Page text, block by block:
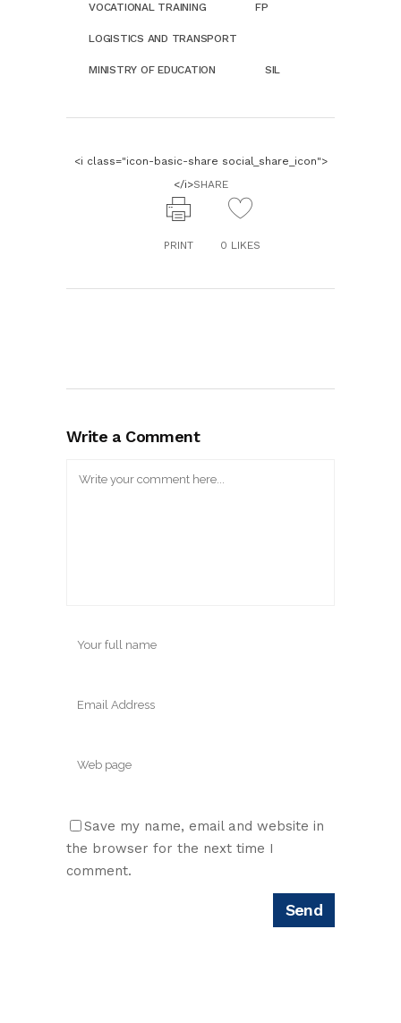
VOCATIONAL TRAINING FP
LOGISTICS AND TRANSPORT
MINISTRY OF EDUCATION SIL
<i class="icon-basic-share social_share_icon">
</i>SHARE
PRINT 0 LIKES
Write a Comment
Save my name, email and website in
the browser for the next time I
comment.